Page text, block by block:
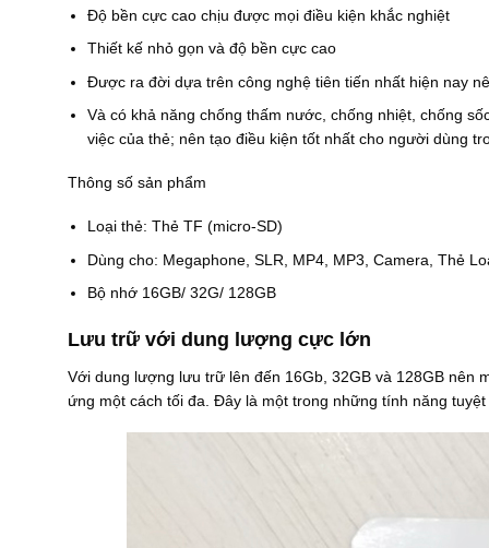
Độ bền cực cao chịu được mọi điều kiện khắc nghiệt
Thiết kế nhỏ gọn và độ bền cực cao
Được ra đời dựa trên công nghệ tiên tiến nhất hiện nay
Và có khả năng chống thấm nước, chống nhiệt, chống
việc của thẻ; nên tạo điều kiện tốt nhất cho người dùng
Thông số sản phẩm
Loại thẻ: Thẻ TF (micro-SD)
Dùng cho: Megaphone, SLR, MP4, MP3, Camera, Thẻ
Bộ nhớ 16GB/ 32G/ 128GB
Lưu trữ với dung lượng cực lớn
Với dung lượng lưu trữ lên đến 16Gb, 32GB và 128GB
ứng một cách tối đa. Đây là một trong những tính năng